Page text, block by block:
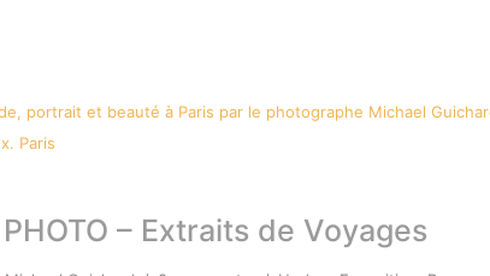
PHOTO – Extraits de Voyages